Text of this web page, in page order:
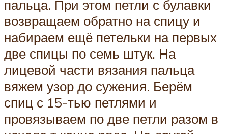
пальца. При этом петли с булавки
возвращаем обратно на спицу и
набираем ещё петельки на первых
две спицы по семь штук. На
лицевой части вязания пальца
вяжем узор до сужения. Берём
спиц с 15-тью петлями и
провязываем по две петли разом в